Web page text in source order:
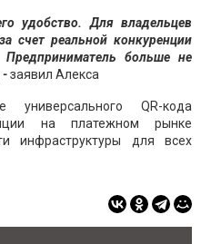
удобство. Для владельцев
счет реальной конкуренции
больше не
-заявил Алекса
QR-кода
на платежном рынке
инфраструктуры для всех